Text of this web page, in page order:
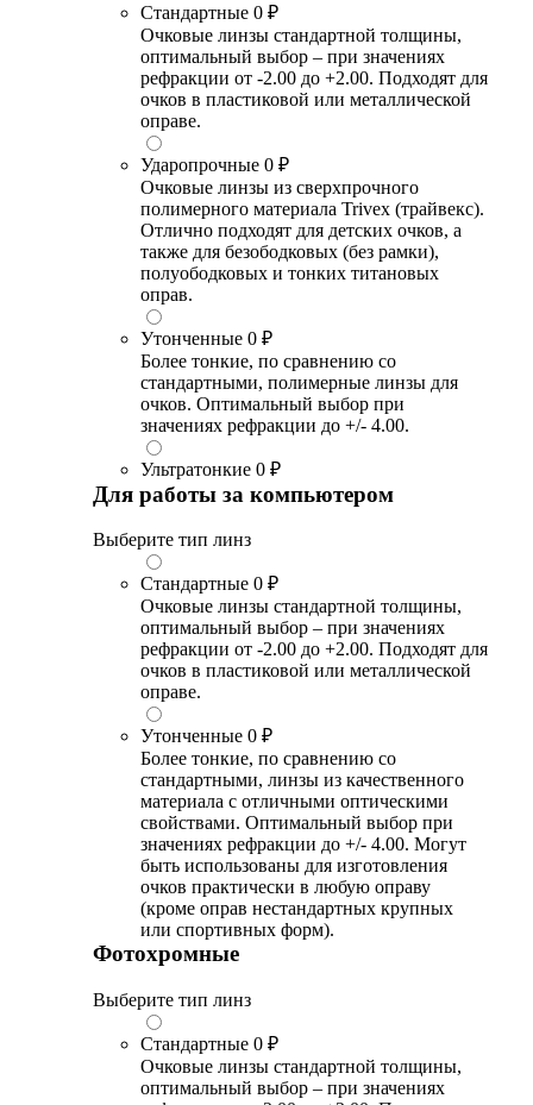
Стандартные 0 ₽
Очковые линзы стандартной толщины,
оптимальный выбор – при значениях
рефракции от -2.00 до +2.00. Подходят для
очков в пластиковой или металлической
оправе.
Ударопрочные 0 ₽
Очковые линзы из сверхпрочного
полимерного материала Trivex (трайвекс).
Отлично подходят для детских очков, а
также для безободковых (без рамки),
полуободковых и тонких титановых
оправ.
Утонченные 0 ₽
Более тонкие, по сравнению со
стандартными, полимерные линзы для
очков. Оптимальный выбор при
значениях рефракции до +/- 4.00.
Ультратонкие 0 ₽
Для работы за компьютером
Выберите тип линз
Стандартные 0 ₽
Очковые линзы стандартной толщины,
оптимальный выбор – при значениях
рефракции от -2.00 до +2.00. Подходят для
очков в пластиковой или металлической
оправе.
Утонченные 0 ₽
Более тонкие, по сравнению со
стандартными, линзы из качественного
материала с отличными оптическими
свойствами. Оптимальный выбор при
значениях рефракции до +/- 4.00. Могут
быть использованы для изготовления
очков практически в любую оправу
(кроме оправ нестандартных крупных
или спортивных форм).
Фотохромные
Выберите тип линз
Стандартные 0 ₽
Очковые линзы стандартной толщины,
оптимальный выбор – при значениях